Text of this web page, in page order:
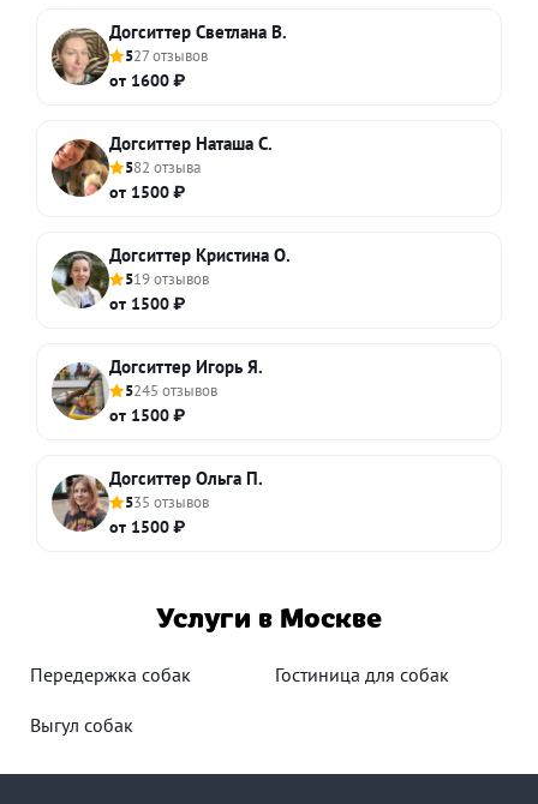
Догситтер Светлана В.
527 отзывов
от 1600 ₽
Догситтер Наташа С.
582 отзыва
от 1500 ₽
Догситтер Кристина О.
519 отзывов
от 1500 ₽
Догситтер Игорь Я.
5245 отзывов
от 1500 ₽
Догситтер Ольга П.
535 отзывов
от 1500 ₽
Услуги в Москве
Передержка собак Гостиница для собак
Выгул собак